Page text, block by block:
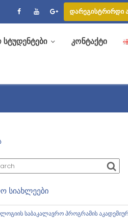
დარეგისტრირდი
კონტაქტი
ᲡᲘᲐᲮᲚᲔᲔᲑᲘ
საბაკალავრო პროგრამის